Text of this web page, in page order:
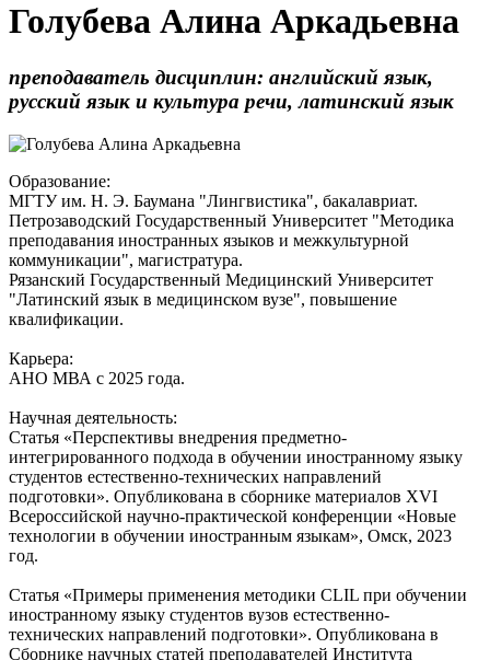
Голубева Алина Аркадьевна
преподаватель дисциплин: английский язык,
русский язык и культура речи, латинский язык
Образование:
МГТУ им. Н. Э. Баумана "Лингвистика", бакалавриат.
Петрозаводский Государственный Университет "Методика
преподавания иностранных языков и межкультурной
коммуникации", магистратура.
Рязанский Государственный Медицинский Университет
"Латинский язык в медицинском вузе", повышение
квалификации.
Карьера:
АНО МВА с 2025 года.
Научная деятельность:
Статья «Перспективы внедрения предметно-
интегрированного подхода в обучении иностранному языку
студентов естественно-технических направлений
подготовки». Опубликована в сборнике материалов XVI
Всероссийской научно-практической конференции «Новые
технологии в обучении иностранным языкам», Омск, 2023
год.
Статья «Примеры применения методики СLIL при обучении
иностранному языку студентов вузов естественно-
технических направлений подготовки». Опубликована в
Сборнике научных статей преподавателей Института